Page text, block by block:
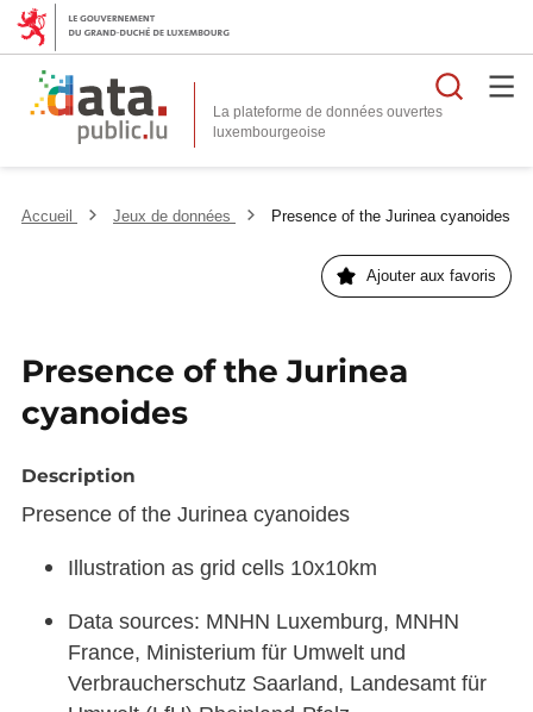
La plateforme de données ouvertes
Accueil Jeux de données Presence of the Jurinea cyanoides
Ajouter aux favoris
Presence of the Jurinea
cyanoides
Description
Presence of the Jurinea cyanoides
Illustration as grid cells 10x10km
Data sources: MNHN Luxemburg, MNHN
France, Ministerium für Umwelt und
Verbraucherschutz Saarland, Landesamt für